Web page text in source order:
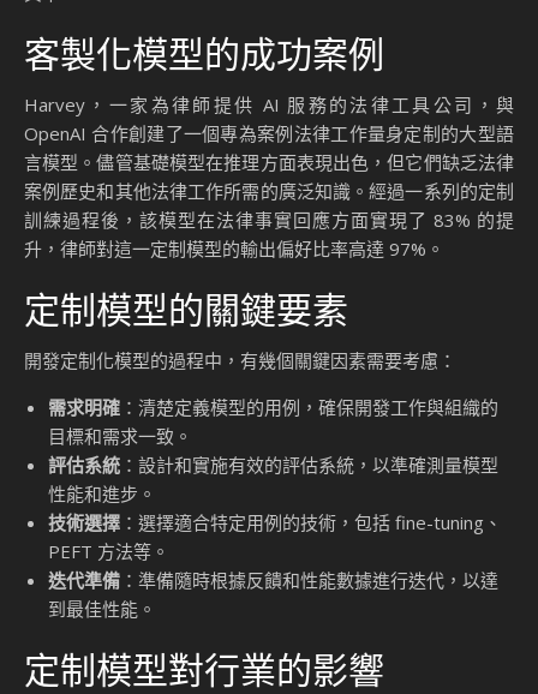
客製化模型的成功案例
Harvey，一家為律師提供 AI 服務的法律工具公司，與
OpenAI 合作創建了一個專為案例法律工作量身定制的大型語
言模型。儘管基礎模型在推理方面表現出色，但它們缺乏法律
案例歷史和其他法律工作所需的廣泛知識。經過一系列的定制
訓練過程後，該模型在法律事實回應方面實現了 83% 的提
升，律師對這一定制模型的輸出偏好比率高達 97%。
定制模型的關鍵要素
開發定制化模型的過程中，有幾個關鍵因素需要考慮：
需求明確 ：清楚定義模型的用例，確保開發工作與組織的
目標和需求一致。
評估系統 ：設計和實施有效的評估系統，以準確測量模型
性能和進步。
技術選擇 ：選擇適合特定用例的技術，包括 fine-tuning、
PEFT 方法等。
迭代準備 ：準備隨時根據反饋和性能數據進行迭代，以達
到最佳性能。
定制模型對行業的影響